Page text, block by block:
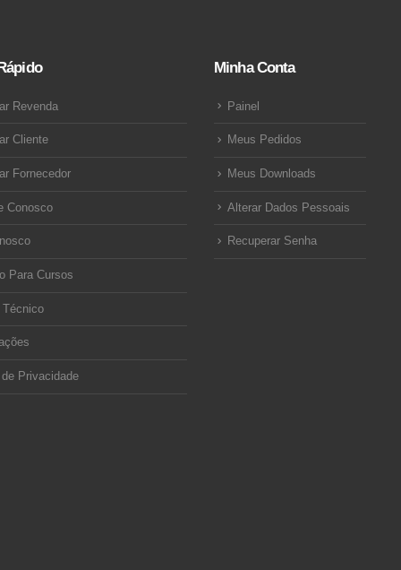
Revenda
Cliente
Fornecedor
Conosco
Para Cursos
Técnico
Privacidade
Minha Conta
Painel
Meus Pedidos
Meus Downloads
Alterar Dados Pessoais
Recuperar Senha